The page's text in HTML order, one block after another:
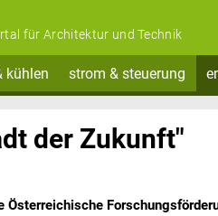
für Architektur und Technik
kühlen strom & steuerung
der Zukunft"
Österreichische